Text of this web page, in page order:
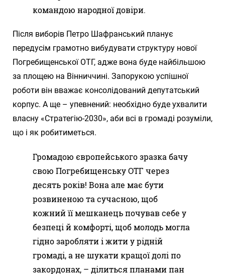
командою народної довіри.
Після виборів Петро Шафранський планує
передусім грамотно вибудувати структуру нової
Погребищенської ОТГ, адже вона буде найбільшою
за площею на Вінниччині. Запорукою успішної
роботи він вважає консолідований депутатський
корпус. А ще – упевнений: необхідно буде ухвалити
власну «Стратегію-2030», аби всі в громаді розуміли,
що і як робитиметься.
Громадою європейського зразка бачу
свою Погребищенську ОТГ через
десять років! Вона але має бути
розвиненою та сучасною, щоб
кожний її мешканець почував себе у
безпеці й комфорті, щоб молодь могла
гідно заробляти і жити у рідній
громаді, а не шукати кращої долі по
закордонах, – ділиться планами пан